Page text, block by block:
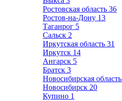
Ростовская область 36
Ростов-на-Дону 13
Таганрог 5
Сальск 2
Иркутская область 31
Иркутск 14
Ангарск 5
Братск 3
Новосибирская область
Новосибирск 20
Купино 1